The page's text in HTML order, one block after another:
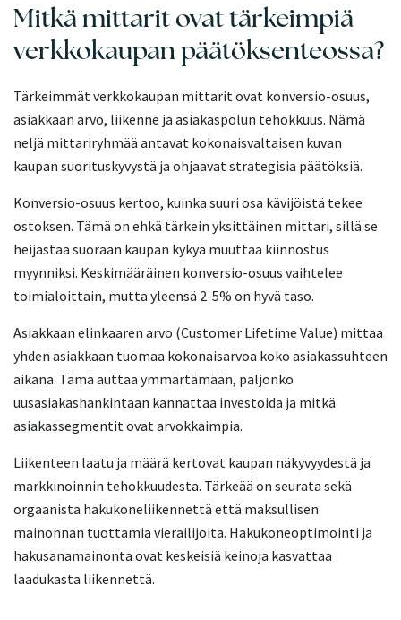
Mitkä mittarit ovat tärkeimpiä
verkkokaupan päätöksenteossa?
Tärkeimmät verkkokaupan mittarit ovat konversio-osuus,
asiakkaan arvo, liikenne ja asiakaspolun tehokkuus. Nämä
neljä mittariryhmää antavat kokonaisvaltaisen kuvan
kaupan suorituskyvystä ja ohjaavat strategisia päätöksiä.
Konversio-osuus kertoo, kuinka suuri osa kävijöistä tekee
ostoksen. Tämä on ehkä tärkein yksittäinen mittari, sillä se
heijastaa suoraan kaupan kykyä muuttaa kiinnostus
myynniksi. Keskimääräinen konversio-osuus vaihtelee
toimialoittain, mutta yleensä 2-5% on hyvä taso.
Asiakkaan elinkaaren arvo (Customer Lifetime Value) mittaa
yhden asiakkaan tuomaa kokonaisarvoa koko asiakassuhteen
aikana. Tämä auttaa ymmärtämään, paljonko
uusasiakashankintaan kannattaa investoida ja mitkä
asiakassegmentit ovat arvokkaimpia.
Liikenteen laatu ja määrä kertovat kaupan näkyvyydestä ja
markkinoinnin tehokkuudesta. Tärkeää on seurata sekä
orgaanista hakukoneliikennettä että maksullisen
mainonnan tuottamia vierailijoita. Hakukoneoptimointi ja
hakusanamainonta ovat keskeisiä keinoja kasvattaa
laadukasta liikennettä.